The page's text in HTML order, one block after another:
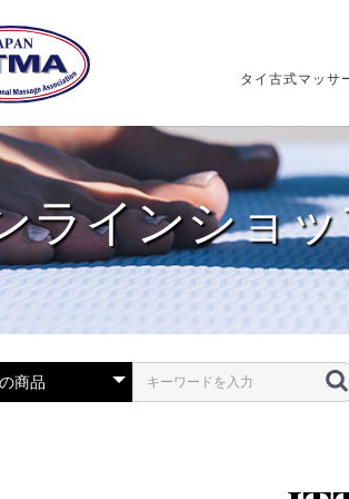
タイ古式マッサ
ラインショ